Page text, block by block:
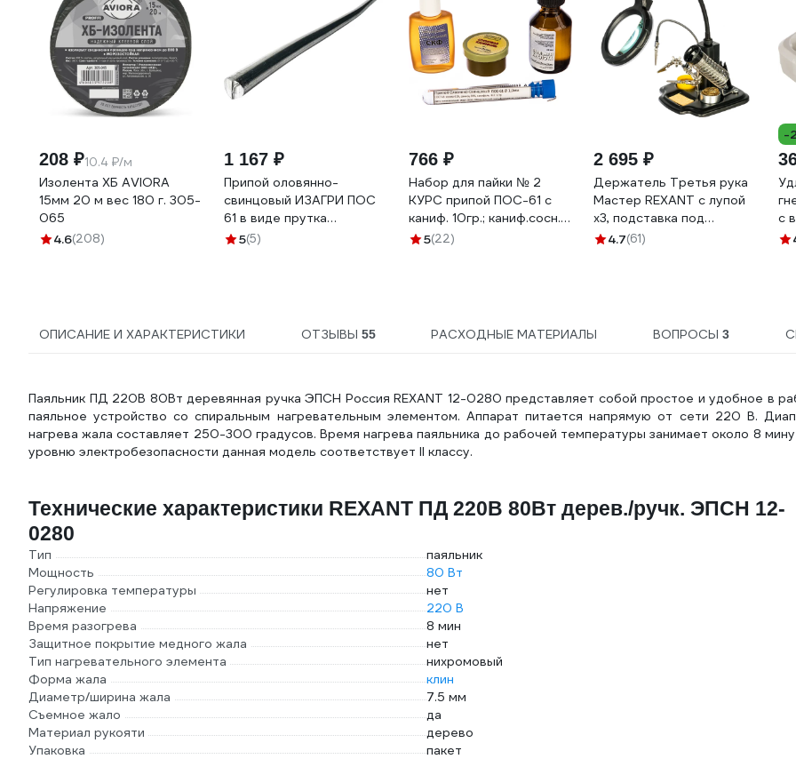
208 ₽10.4 ₽/м
Изолента ХБ AVIORA
15мм 20 м вес 180 г. 305-
065
4.6(208)
1 167 ₽
Припой оловянно-
свинцовый ИЗАГРИ ПОС
61 в виде прутка
(400x8.0) мм, 175 г
5(5)
766 ₽
Набор для пайки № 2
КУРС припой ПОС-61 с
каниф. 10гр.; каниф.сосн.
20гр.; кислота паял. 30мл;
5(22)
2 695 ₽
Держатель Третья рука
Мастер REXANT с лупой
х3, подставка под
паяльник, LED-подсветка,
4.7(61)
-
с
ОПИСАНИЕ И ХАРАКТЕРИСТИКИ ОТЗЫВЫ 55 РАСХОДНЫЕ МАТЕРИАЛЫ ВОПРОСЫ 3
Паяльник ПД 220В 80Вт деревянная ручка ЭПСН Россия REXANT 12-0280 представляет собой простое и удобное в
паяльное устройство со спиральным нагревательным элементом. Аппарат питается напрямую от сети 220 В.
нагрева жала составляет 250-300 градусов. Время нагрева паяльника до рабочей температуры занимает около 8
уровню электробезопасности данная модель соответствует II классу.
Технические характеристики REXANT ПД 220В 80Вт дерев./ручк. ЭПСН 12-
0280
Тип
паяльник
Мощность
80 Вт
Регулировка температуры
нет
Напряжение
220 В
Время разогрева
8 мин
Защитное покрытие медного жала
нет
Тип нагревательного элемента
нихромовый
Форма жала
клин
Диаметр/ширина жала
7.5 мм
Съемное жало
да
Материал рукояти
дерево
Упаковка
пакет